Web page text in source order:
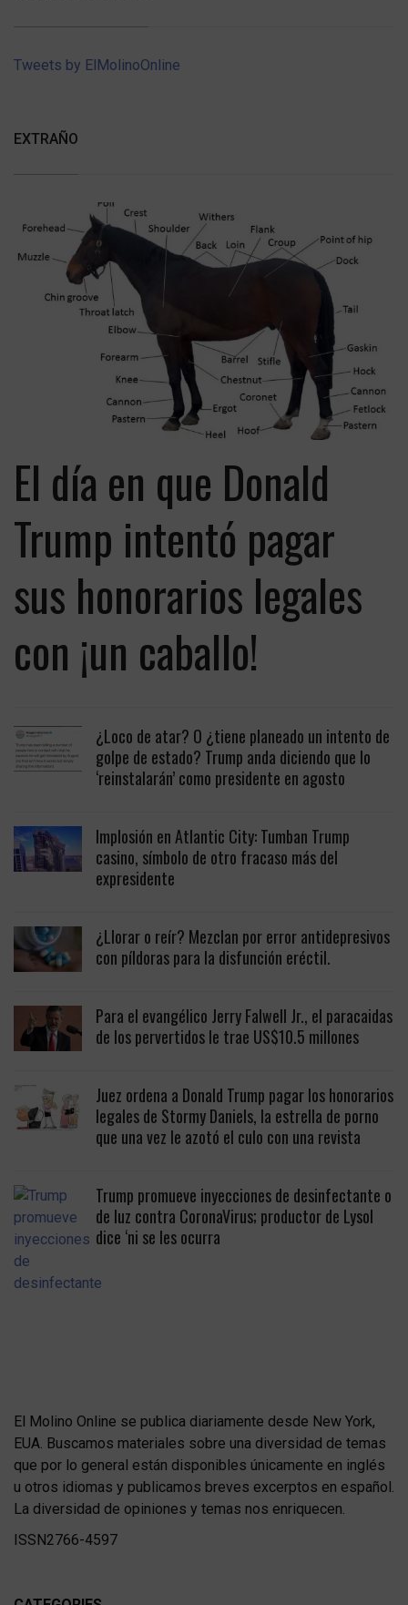
Tweets by ElMolinoOnline
EXTRAÑO
El día en que Donald
Trump intentó pagar
sus honorarios legales
con ¡un caballo!
¿Loco de atar? O ¿tiene planeado un intento de
golpe de estado? Trump anda diciendo que lo
‘reinstalarán’ como presidente en agosto
Implosión en Atlantic City: Tumban Trump
casino, símbolo de otro fracaso más del
expresidente
¿Llorar o reír? Mezclan por error antidepresivos
con píldoras para la disfunción eréctil.
Para el evangélico Jerry Falwell Jr., el paracaidas
de los pervertidos le trae US$10.5 millones
Juez ordena a Donald Trump pagar los honorarios
legales de Stormy Daniels, la estrella de porno
que una vez le azotó el culo con una revista
Trump promueve inyecciones de desinfectante o
de luz contra CoronaVirus; productor de Lysol
dice ‘ni se les ocurra
El Molino Online se publica diariamente desde New York,
EUA. Buscamos materiales sobre una diversidad de temas
que por lo general están disponibles únicamente en inglés
u otros idiomas y publicamos breves excerptos en español.
La diversidad de opiniones y temas nos enriquecen.
ISSN2766-4597